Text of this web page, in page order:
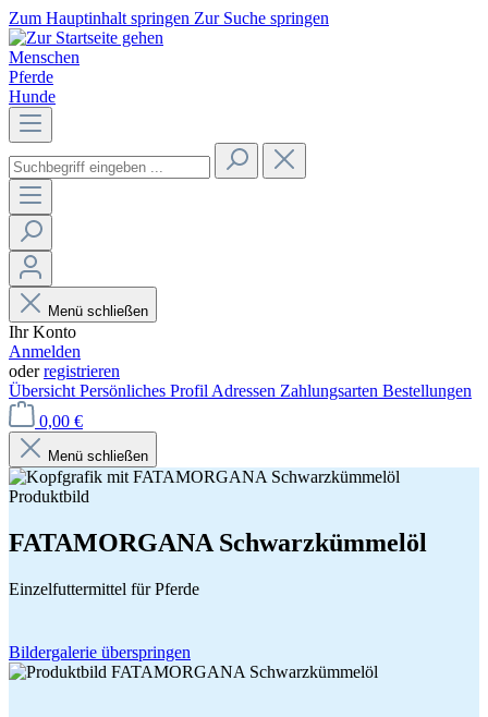
Zum Hauptinhalt springen Zur Suche springen
Menschen
Pferde
Hunde
Menü schließen
Ihr Konto
Anmelden
oderregistrieren
Übersicht Persönliches Profil Adressen Zahlungsarten Bestellungen
0,00 €
Menü schließen
FATAMORGANA Schwarzkümmelöl
Einzelfuttermittel für Pferde
Bildergalerie überspringen